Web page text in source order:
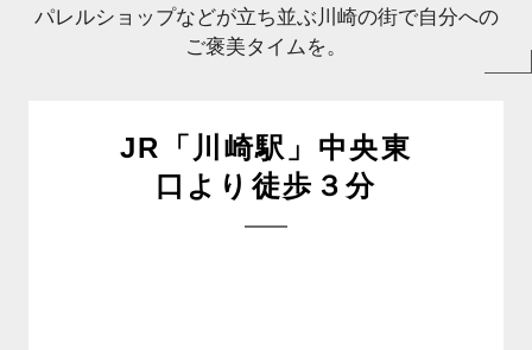
パレルショップなどが立ち並ぶ川崎の街で自分への
ご褒美タイムを。
JR「川崎駅」中央東
口より徒歩３分